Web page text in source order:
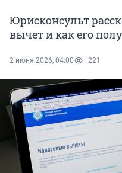
Юрисконсульт
вычет и как его
2 июня 2026, 04:00 221